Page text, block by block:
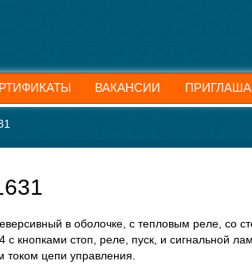
в оболочке, с тепловым реле, со
с кнопками стоп, реле, пуск, и сигнальной
цепи управления.
ВАКАНСИИ